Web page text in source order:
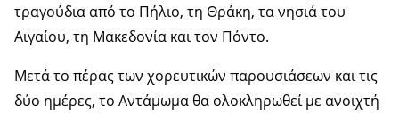
τραγούδια από το Πήλιο, τη Θράκη, τα νησιά του
Αιγαίου, τη Μακεδονία και τον Πόντο.
Μετά το πέρας των χορευτικών παρουσιάσεων και τις
δύο ημέρες, το Αντάμωμα θα ολοκληρωθεί με ανοιχτή